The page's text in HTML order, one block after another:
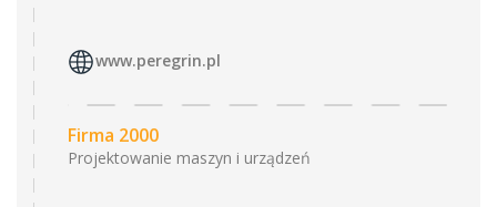
www.peregrin.pl
Firma 2000
Projektowanie maszyn i urządzeń